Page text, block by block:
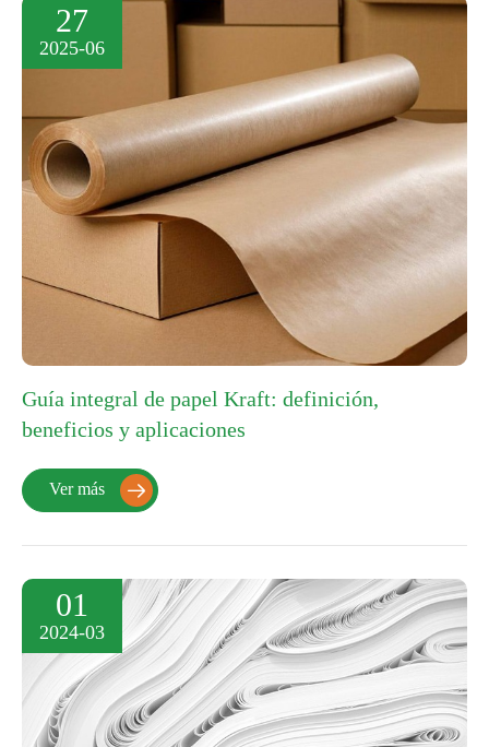
27
2025-06
Guía integral de papel Kraft: definición,
beneficios y aplicaciones
Ver más 
01
2024-03